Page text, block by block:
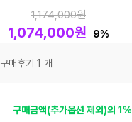
1,174,000원
1,074,000원 9%
구매후기 1 개
구매금액(추가옵션 제외)의 1%